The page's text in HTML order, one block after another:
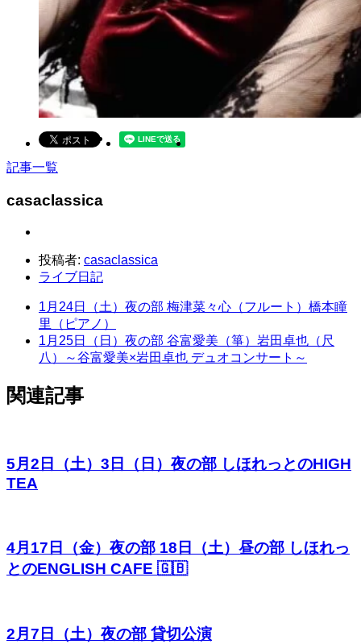
記事一覧
casaclassica
投稿者: casaclassica
ライブ日記
1月24日（土）夜の部 梅津菜々心（フルート）橋本瞳
里（ピアノ）
1月25日（日）夜の部 谷富愛美（箏）岩田卓也（尺
八）～谷富愛美×岩田卓也 デュオコンサート～
関連記事
5月2日（土）3日（日）夜の部 しほれっとのHIGH
TEA
4月17日（金）夜の部 18日（土）昼の部 しほれっ
とのENGLISH CAFE 🇬🇧
2月7日（土）夜の部 貸切公演